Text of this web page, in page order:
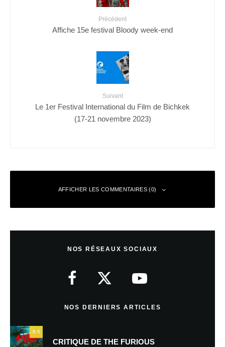
Précédent
Affiche 15e festival Bloody week-end
Suivant
Le 1er Festival International du Film de Bichkek
(17-21 novembre 2023)
AFFICHER LES COMMENTAIRES (0)
NOS RÉSEAUX SOCIAUX
NOS DERNIERS ARTICLES
9.5
CRITIQUE DE THE FURIOUS